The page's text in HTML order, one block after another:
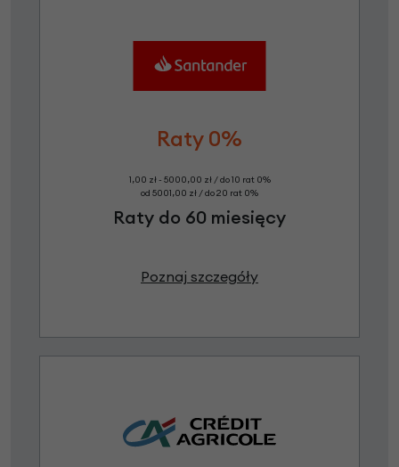
Raty 0%
1,00 zł - 5000,00 zł / do 10 rat 0%
od 5001,00 zł / do 20 rat 0%
Raty do 60 miesięcy
Poznaj szczegóły